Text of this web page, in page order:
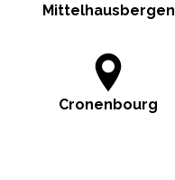
Mittelhausbergen
Cronenbourg